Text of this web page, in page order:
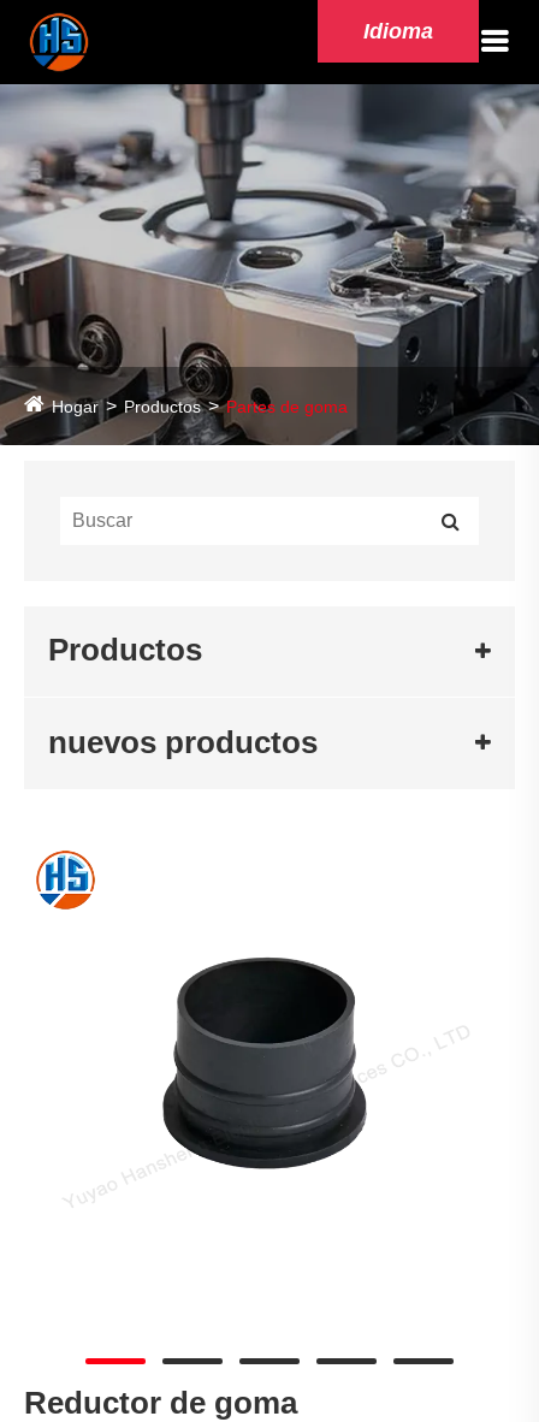
Idioma
Hogar Productos Partes de goma
Productos
nuevos productos
Reductor de goma